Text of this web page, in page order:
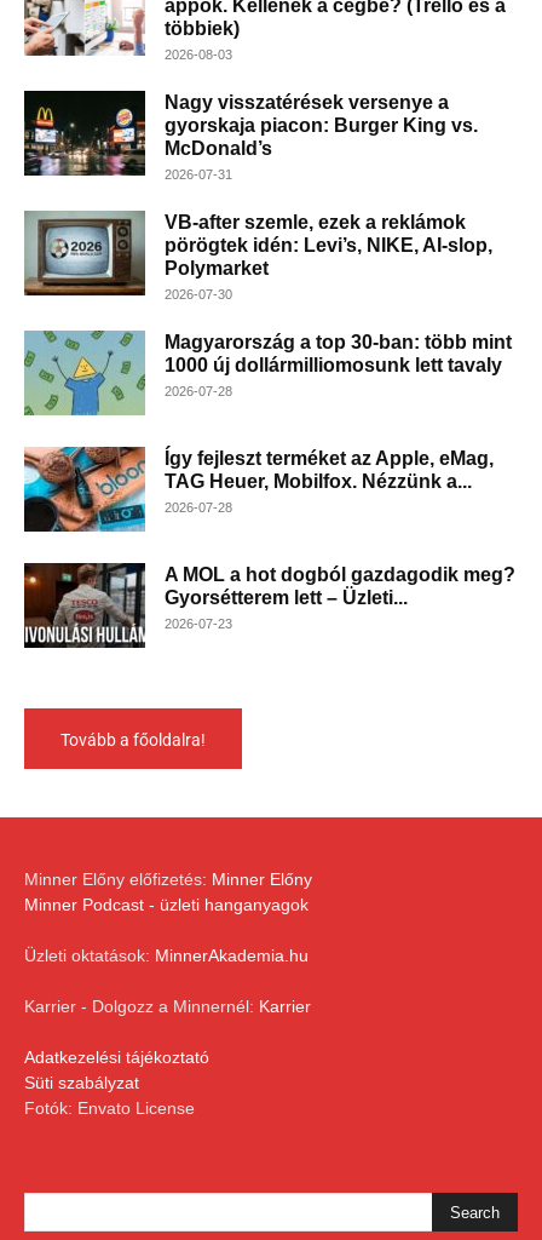
appok. Kellenek a cégbe? (Trello és a
többiek)
2026-08-03
Nagy visszatérések versenye a
gyorskaja piacon: Burger King vs.
McDonald’s
2026-07-31
VB-after szemle, ezek a reklámok
pörögtek idén: Levi’s, NIKE, AI-slop,
Polymarket
2026-07-30
Magyarország a top 30-ban: több mint
1000 új dollármilliomosunk lett tavaly
2026-07-28
Így fejleszt terméket az Apple, eMag,
TAG Heuer, Mobilfox. Nézzünk a...
2026-07-28
A MOL a hot dogból gazdagodik meg?
Gyorsétterem lett – Üzleti...
2026-07-23
Tovább a főoldalra!
Minner Előny előfizetés: Minner Előny
Minner Podcast - üzleti hanganyagok
Üzleti oktatások: MinnerAkademia.hu
Karrier - Dolgozz a Minnernél: Karrier
Adatkezelési tájékoztató
Süti szabályzat
Fotók: Envato License